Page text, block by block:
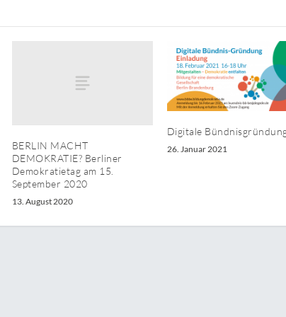
BERLIN MACHT
DEMOKRATIE? Berliner
Demokratietag am 15.
September 2020
13. August 2020
Digitale
26. Januar 2021